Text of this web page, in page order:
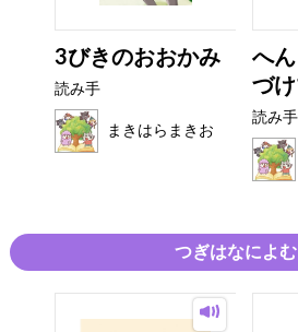
3びきのおおかみ
読み手
まきはらまきお
へ
づけ
読み手
つぎはなによむ